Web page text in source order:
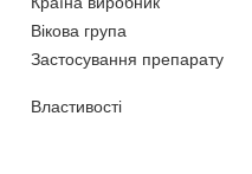
Вікова група
Застосування препарату
Властивості